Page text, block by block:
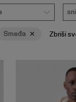
Smeđa Zbriši